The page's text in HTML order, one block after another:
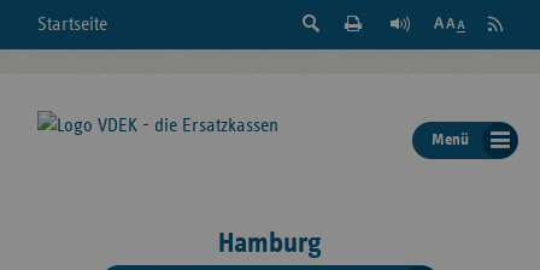
Startseite
Suche
der
Seite
Feed
Menü
Hamburg